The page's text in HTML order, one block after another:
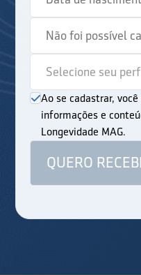
Ao se cadastrar,
informações e
Longevidade MAG.